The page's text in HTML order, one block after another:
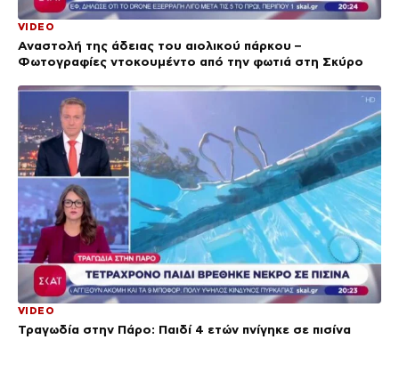
VIDEO
Αναστολή της άδειας του αιολικού πάρκου –
Φωτογραφίες ντοκουμέντο από την φωτιά στη Σκύρο
VIDEO
Τραγωδία στην Πάρο: Παιδί 4 ετών πνίγηκε σε πισίνα